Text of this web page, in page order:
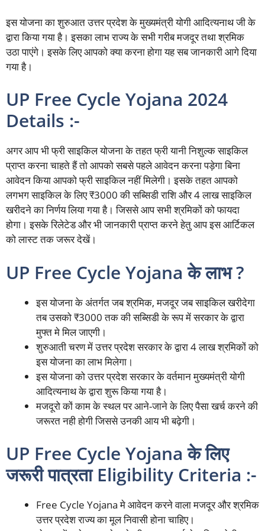
इस योजना का शुरुआत उत्तर प्रदेश के मुख्यमंत्री योगी आदित्यनाथ जी के
द्वारा किया गया है। इसका लाभ राज्य के सभी गरीब मजदूर तथा श्रमिक
उठा पाएंगे। इसके लिए आपको क्या करना होगा यह सब जानकारी आगे दिया
गया है।
UP Free Cycle Yojana 2024
Details :-
अगर आप भी फ्री साइकिल योजना के तहत फ्री यानी निशुल्क साइकिल
प्राप्त करना चाहते हैं तो आपको सबसे पहले आवेदन करना पड़ेगा बिना
आवेदन किया आपको फ्री साइकिल नहीं मिलेगी। इसके तहत आपको
लगभग साइकिल के लिए ₹3000 की सब्सिडी राशि और 4 लाख साइकिल
खरीदने का निर्णय लिया गया है। जिससे आप सभी श्रमिकों को फायदा
होगा। इसके रिलेटेड और भी जानकारी प्राप्त करने हेतु आप इस आर्टिकल
को लास्ट तक जरूर देखें।
UP Free Cycle Yojana के लाभ ?
इस योजना के अंतर्गत जब श्रमिक, मजदूर जब साइकिल खरीदेगा
तब उसको ₹3000 तक की सब्सिडी के रूप में सरकार के द्वारा
मुफ्त मे मिल जाएगी।
शुरुआती चरण में उत्तर प्रदेश सरकार के द्वारा 4 लाख श्रमिकों को
इस योजना का लाभ मिलेगा।
इस योजना को उत्तर प्रदेश सरकार के वर्तमान मुख्यमंत्री योगी
आदित्यनाथ के द्वारा शुरू किया गया है।
मजदूरो कों काम के स्थल पर आने-जाने के लिए पैसा खर्च करने की
जरूरत नही होगी जिससे उनकी आय भी बढ़ेगी।
UP Free Cycle Yojana के लिए
जरूरी पात्रता Eligibility Criteria :-
Free Cycle Yojana मे आवेदन करने वाला मजदूर और श्रमिक
उत्तर प्रदेश राज्य का मूल निवासी होना चाहिए।